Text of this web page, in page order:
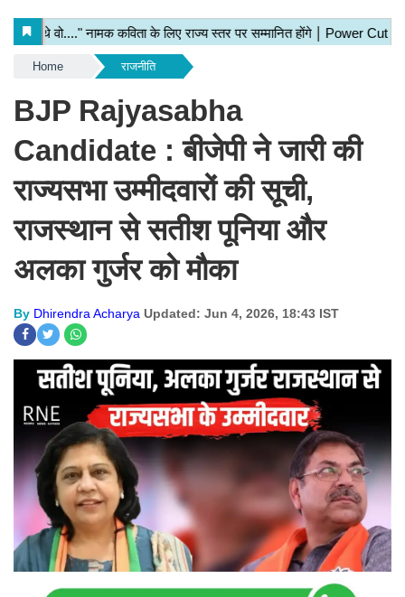
Home राजनीति
BJP Rajyasabha
Candidate : बीजेपी ने जारी की
राज्यसभा उम्मीदवारों की सूची,
राजस्थान से सतीश पूनिया और
अलका गुर्जर को मौका
By Dhirendra Acharya Updated: Jun 4, 2026, 18:43 IST